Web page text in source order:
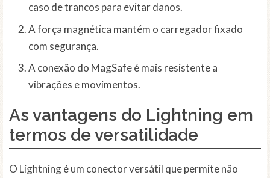
caso de trancos para evitar danos.
A força magnética mantém o carregador fixado
com segurança.
A conexão do MagSafe é mais resistente a
vibrações e movimentos.
As vantagens do Lightning em
termos de versatilidade
O Lightning é um conector versátil que permite não